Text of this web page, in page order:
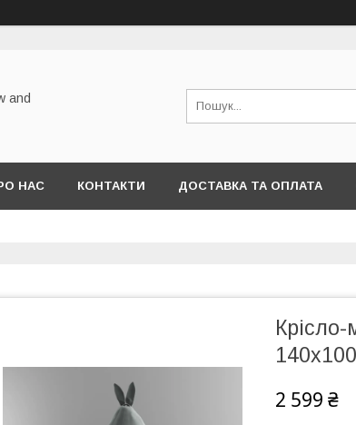
and
НАС КОНТАКТИ ДОСТАВКА ТА ОПЛАТА
2 599 ₴